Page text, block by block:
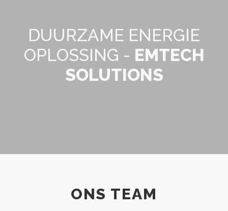
DUURZAME ENERGIE
OPLOSSING - EMTECH
SOLUTIONS
ONS TEAM